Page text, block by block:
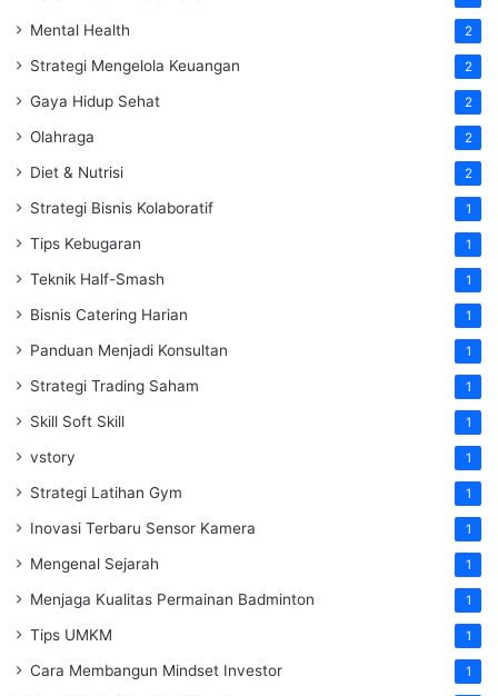
Mental Health 2
Strategi Mengelola Keuangan 2
Gaya Hidup Sehat 2
Olahraga 2
Diet & Nutrisi 2
Strategi Bisnis Kolaboratif 1
Tips Kebugaran 1
Teknik Half-Smash 1
Bisnis Catering Harian 1
Panduan Menjadi Konsultan 1
Strategi Trading Saham 1
Skill Soft Skill 1
vstory 1
Strategi Latihan Gym 1
Inovasi Terbaru Sensor Kamera 1
Mengenal Sejarah 1
Menjaga Kualitas Permainan Badminton 1
Tips UMKM 1
Cara Membangun Mindset Investor 1